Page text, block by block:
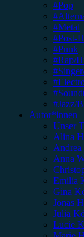
#Pop
#Metal
#Post-
#Punk
#Rap/
#Jazz/
Autor*innen
Unser
Alina
Andrea
Anna
Emilia
Gina
Jonas
Julia
Lucie